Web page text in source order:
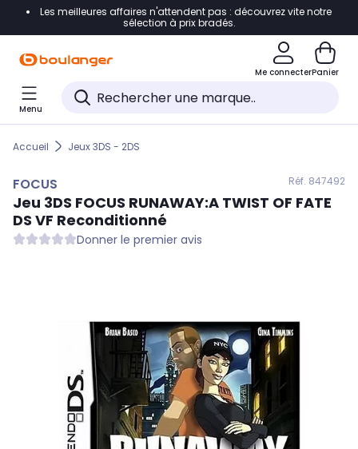
Accéder directement à la navigation
Accéder directement au pied de page
Accéder directement au chatbot
Les meilleures affaires n'attendent pas : découvrez vite notre
sélection à prix bradés.
Me connecterPanier
Menu
Accueil Jeux 3DS - 2DS
FOCUS Réf. 847492
Jeu 3DS FOCUS RUNAWAY:A TWIST OF FATE
DS VF Reconditionné
Donner le premier avis